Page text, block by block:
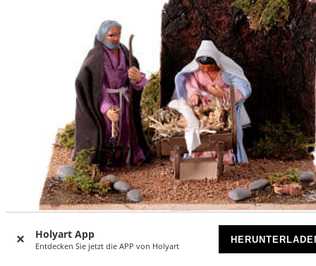
Holyart App
Entdecken Sie jetzt die APP von Holyart